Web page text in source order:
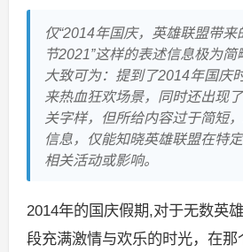
仅“2014年国庆，英雄联盟带
节2021”这样的表述信息极为
大致可为：提到了2014年国庆
来热血狂欢场景，同时还出现
关字样，但所给内容过于简短
信息，仅能知晓英雄联盟在特
相关活动或影响。
2014年的国庆假期,对于无数英
段充满激情与欢乐的时光，在